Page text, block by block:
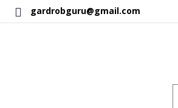
gardrobguru@gmail.com